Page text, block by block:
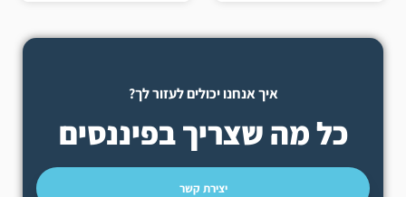
איך אנחנו יכולים לעזור לך?
כל מה שצריך בפיננסים
יצירת קשר